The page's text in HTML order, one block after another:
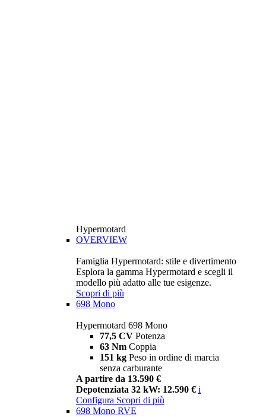
Hypermotard
OVERVIEW
Famiglia Hypermotard: stile e divertimento
Esplora la gamma Hypermotard e scegli il
modello più adatto alle tue esigenze.
Scopri di più
698 Mono
Hypermotard 698 Mono
77,5 CV Potenza
63 Nm Coppia
151 kg Peso in ordine di marcia
senza carburante
A partire da 13.590 €
Depotenziata 32 kW: 12.590 € i
Configura Scopri di più
698 Mono RVE